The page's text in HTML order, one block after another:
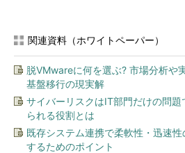
関連資料（ホワイトペーパー）
脱VMwareに何を選ぶ? 市場分析や
基盤移行の現実解
サイバーリスクはIT部門だけの問
られる役割とは
既存システム連携で柔軟性・迅速
するためのポイント